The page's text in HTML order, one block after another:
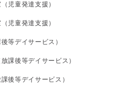
児童発達支援）
児童発達支援）
等デイサービス）
課後等デイサービス）
後等デイサービス）